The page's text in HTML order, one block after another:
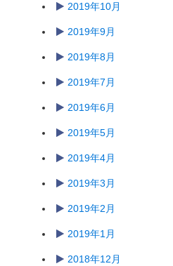
2019年10月
2019年9月
2019年8月
2019年7月
2019年6月
2019年5月
2019年4月
2019年3月
2019年2月
2019年1月
2018年12月